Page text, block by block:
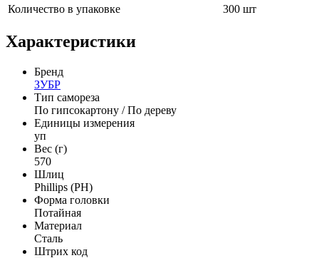
Количество в упаковке
300 шт
Характеристики
Бренд
ЗУБР
Тип самореза
По гипсокартону / По дереву
Единицы измерения
уп
Вес (г)
570
Шлиц
Phillips (PH)
Форма головки
Потайная
Материал
Сталь
Штрих код